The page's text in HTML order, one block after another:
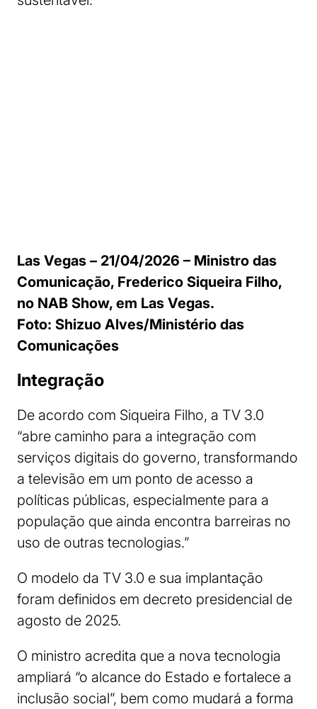
Las Vegas – 21/04/2026 – Ministro das
Comunicação, Frederico Siqueira Filho,
no NAB Show, em Las Vegas.
Foto: Shizuo Alves/Ministério das
Comunicações
Integração
De acordo com Siqueira Filho, a TV 3.0
“abre caminho para a integração com
serviços digitais do governo, transformando
a televisão em um ponto de acesso a
políticas públicas, especialmente para a
população que ainda encontra barreiras no
uso de outras tecnologias.”
O modelo da TV 3.0 e sua implantação
foram definidos em decreto presidencial de
agosto de 2025.
O ministro acredita que a nova tecnologia
ampliará “o alcance do Estado e fortalece a
inclusão social”, bem como mudará a forma